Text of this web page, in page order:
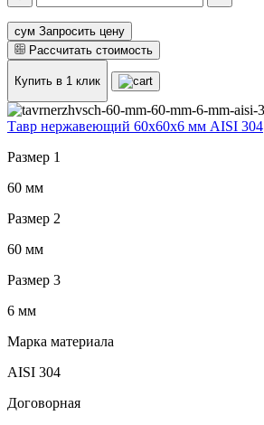
сум Запросить цену
Рассчитать стоимость
Купить в 1 клик
Тавр нержавеющий 60x60x6 мм AISI 304
Размер 1
60 мм
Размер 2
60 мм
Размер 3
6 мм
Марка материала
AISI 304
Договорная